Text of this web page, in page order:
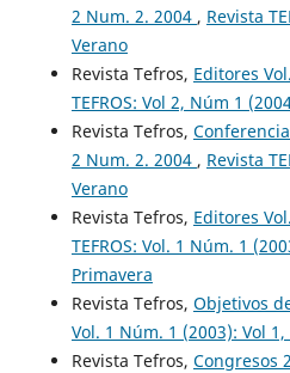
2 Num. 2. 2004 , Revista
Verano
Revista Tefros, Editores
TEFROS: Vol 2, Núm 1
Revista Tefros,
2 Num. 2. 2004 , Revista
Verano
Revista Tefros, Editores
TEFROS: Vol. 1 Núm. 1
Primavera
Revista Tefros, Objetivos
Vol. 1 Núm. 1 (2003): Vol
Revista Tefros, Congresos